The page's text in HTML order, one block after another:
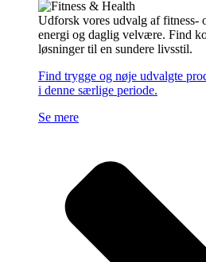
Udforsk vores udvalg af fitness-
energi og daglig velvære. Find
løsninger til en sundere livsstil.
Find trygge og nøje udvalgte
i denne særlige periode.
Se mere